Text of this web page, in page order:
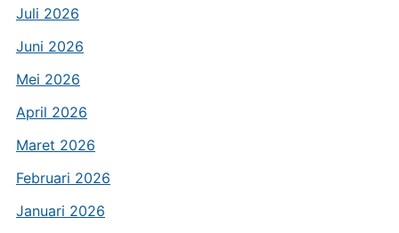
Juli 2026
Juni 2026
Mei 2026
April 2026
Maret 2026
Februari 2026
Januari 2026